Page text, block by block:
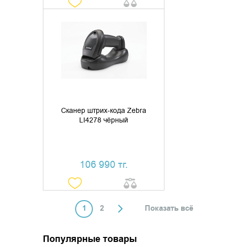
Сканер штрих-кода Zebra
LI4278 чёрный
106 990 тг.
ДОБАВИТЬ В КОРЗИНУ
КУПИТЬ В 1 КЛИК
1 2 Показать всё
Популярные товары